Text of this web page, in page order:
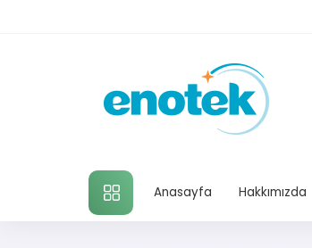
TÜM KATEGORILER
Anasayfa Hakkımızda